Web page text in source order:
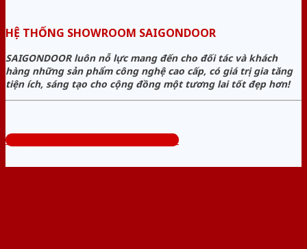
HỆ THỐNG SHOWROOM SAIGONDOOR
SAIGONDOOR luôn nỗ lực mang đến cho đối tác và khách
hàng những sản phẩm công nghệ cao cấp, có giá trị gia tăng
tiện ích, sáng tạo cho cộng đồng một tương lai tốt đẹp hơn!
Tổng đài tư vấn miễn phí: 0824.400.400